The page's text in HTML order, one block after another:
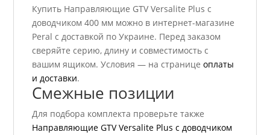
Купить Направляющие GTV Versalite Plus с
доводчиком 400 мм можно в интернет-магазине
Peral с доставкой по Украине. Перед заказом
сверяйте серию, длину и совместимость с
вашим ящиком. Условия — на страницеоплаты
и доставки.
Смежные позиции
Для подбора комплекта проверьте также
Направляющие GTV Versalite Plus с доводчиком